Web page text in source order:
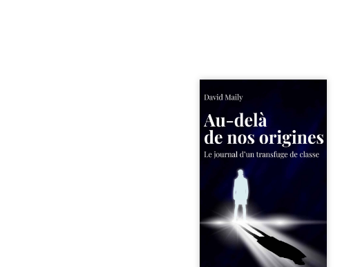
Né dans un milieu populaire où
la violence et les fractures
familiales tenaient lieu de
destin, David a choisi la
rupture. Très tôt, l’école et les
livres deviennent ses armes de
ascension sociale. S’arracher à
ses racines exige pourtant un
prix invisible. Pris entre deux
mondes, l’homme réalise que
les succès professionnels ne
guérissent ni ...